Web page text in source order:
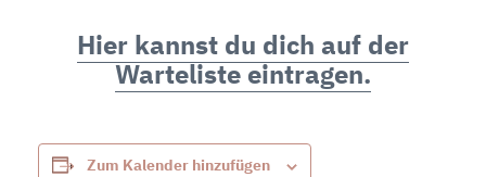
Hier kannst du dich auf der
Warteliste eintragen.
Zum Kalender hinzufügen